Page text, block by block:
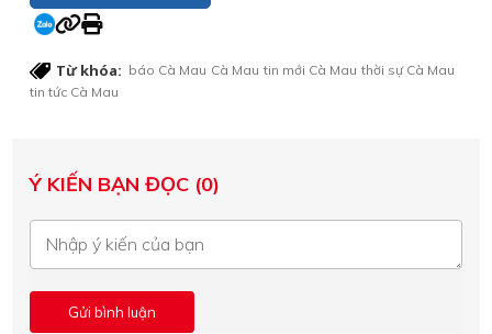
Từ khóa: báo Cà Mau Cà Mau tin mới Cà Mau thời sự Cà Mau
tin tức Cà Mau
Ý KIẾN BẠN ĐỌC (0)